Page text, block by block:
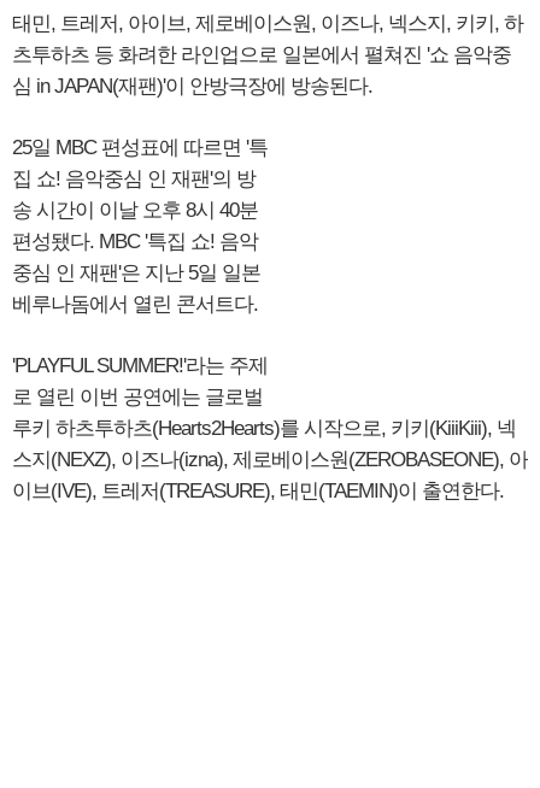
태민, 트레저, 아이브, 제로베이스원, 이즈나, 넥스지, 키키, 하
츠투하츠 등 화려한 라인업으로 일본에서 펼쳐진 '쇼 음악중
심 in JAPAN(재팬)'이 안방극장에 방송된다.
25일 MBC 편성표에 따르면 '특
집 쇼! 음악중심 인 재팬'의 방
송 시간이 이날 오후 8시 40분
편성됐다. MBC '특집 쇼! 음악
중심 인 재팬'은 지난 5일 일본
베루나돔에서 열린 콘서트다.
'PLAYFUL SUMMER!'라는 주제
로 열린 이번 공연에는 글로벌
루키 하츠투하츠(Hearts2Hearts)를 시작으로, 키키(KiiiKiii), 넥
스지(NEXZ), 이즈나(izna), 제로베이스원(ZEROBASEONE), 아
이브(IVE), 트레저(TREASURE), 태민(TAEMIN)이 출연한다.